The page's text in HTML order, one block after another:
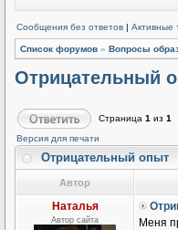
Сообщения без ответов | Активные
Список форумов » Вопросы
Отрицательный
Страница 1 из 1
Версия для печати
Отрицательный опыт
Автор
Наталья
Автор сайта
Меня